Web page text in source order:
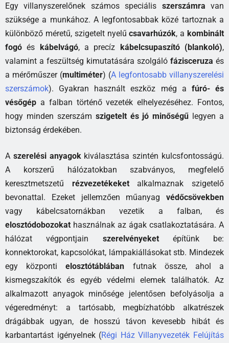
Egy villanyszerelőnek számos speciális szerszámra van
szüksége a munkához. A legfontosabbak közé tartoznak a
különböző méretű, szigetelt nyelűcsavarhúzók, akombinált
fogó és kábelvágó, a precíz kábelcsupaszító (blankoló),
valamint a feszültség kimutatására szolgáló fázisceruza és
a mérőműszer (multiméter) (A legfontosabb villanyszerelési
szerszámok). Gyakran használt eszköz még a fúró- és
vésőgép a falban történő vezeték elhelyezéséhez. Fontos,
hogy minden szerszám szigetelt és jó minőségű legyen a
biztonság érdekében.
A szerelési anyagokkiválasztása szintén kulcsfontosságú.
A korszerű hálózatokban szabványos, megfelelő
keresztmetszetű rézvezetékeketalkalmaznak szigetelő
bevonattal. Ezeket jellemzően műanyag védőcsövekben
vagy kábelcsatornákban vezetik a falban, és
elosztódobozokat használnak az ágak csatlakoztatására. A
hálózat végpontjain szerelvényeketépítünk be:
konnektorokat, kapcsolókat, lámpakiállásokat stb. Mindezek
egy központielosztótáblában futnak össze, ahol a
kismegszakítók és egyéb védelmi elemek találhatók. Az
alkalmazott anyagok minősége jelentősen befolyásolja a
végeredményt: a tartósabb, megbízhatóbb alkatrészek
drágábbak ugyan, de hosszú távon kevesebb hibát és
karbantartást igényelnek (Régi Ház Villanyvezeték Felújítás